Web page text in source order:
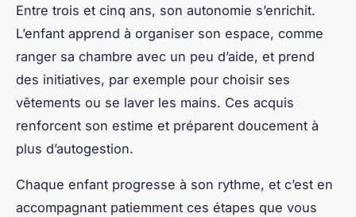
Entre trois et cinq ans, son autonomie s’enrichit.
L’enfant apprend à organiser son espace, comme
ranger sa chambre avec un peu d’aide, et prend
des initiatives, par exemple pour choisir ses
vêtements ou se laver les mains. Ces acquis
renforcent son estime et préparent doucement à
plus d’autogestion.
Chaque enfant progresse à son rythme, et c’est en
accompagnant patiemment ces étapes que vous